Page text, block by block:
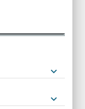
keyboard_arrow_down
keyboard_arrow_down